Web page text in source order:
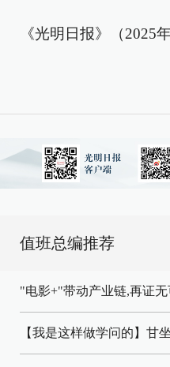
《光明日报》（2025
值班总编推荐
"电影+"带动产业链,再证
【我是这样做学问的】甘